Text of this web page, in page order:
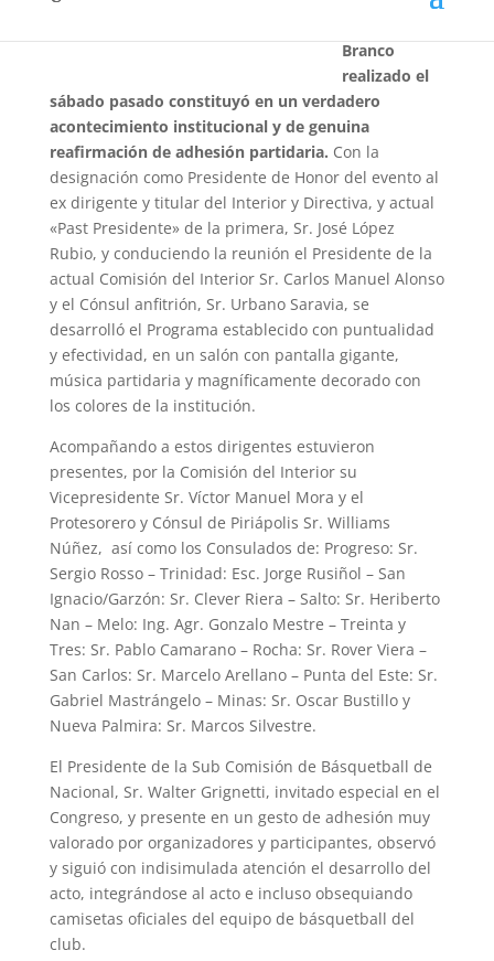
Branco
realizado el
sábado pasado constituyó en un verdadero
acontecimiento institucional y de genuina
reafirmación de adhesión partidaria. Con la
designación como Presidente de Honor del evento al
ex dirigente y titular del Interior y Directiva, y actual
«Past Presidente» de la primera, Sr. José López
Rubio, y conduciendo la reunión el Presidente de la
actual Comisión del Interior Sr. Carlos Manuel Alonso
y el Cónsul anfitrión, Sr. Urbano Saravia, se
desarrolló el Programa establecido con puntualidad
y efectividad, en un salón con pantalla gigante,
música partidaria y magníficamente decorado con
los colores de la institución.
Acompañando a estos dirigentes estuvieron
presentes, por la Comisión del Interior su
Vicepresidente Sr. Víctor Manuel Mora y el
Protesorero y Cónsul de Piriápolis Sr. Williams
Núñez, así como los Consulados de: Progreso: Sr.
Sergio Rosso – Trinidad: Esc. Jorge Rusiñol – San
Ignacio/Garzón: Sr. Clever Riera – Salto: Sr. Heriberto
Nan – Melo: Ing. Agr. Gonzalo Mestre – Treinta y
Tres: Sr. Pablo Camarano – Rocha: Sr. Rover Viera –
San Carlos: Sr. Marcelo Arellano – Punta del Este: Sr.
Gabriel Mastrángelo – Minas: Sr. Oscar Bustillo y
Nueva Palmira: Sr. Marcos Silvestre.
El Presidente de la Sub Comisión de Básquetball de
Nacional, Sr. Walter Grignetti, invitado especial en el
Congreso, y presente en un gesto de adhesión muy
valorado por organizadores y participantes, observó
y siguió con indisimulada atención el desarrollo del
acto, integrándose al acto e incluso obsequiando
camisetas oficiales del equipo de básquetball del
club.